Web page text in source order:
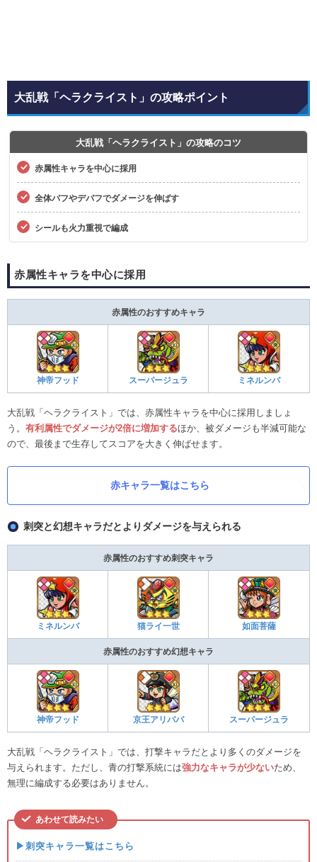
大乱戦「ヘラクライスト」の攻略ポイント
大乱戦「ヘラクライスト」の攻略のコツ
赤属性キャラを中心に採用
全体バフやデバフでダメージを伸ばす
シールも火力重視で編成
赤属性キャラを中心に採用
赤属性のおすすめキャラ
神帝フッド スーパージュラ ミネルンバ
大乱戦「ヘラクライスト」では、赤属性キャラを中心に採用しましょ
う。 有利属性でダメージが2倍に増加するほか、被ダメージも半減可能な
ので、最後まで生存してスコアを大きく伸ばせます。
赤キャラ一覧はこちら
刺突と幻想キャラだとよりダメージを与えられる
赤属性のおすすめ刺突キャラ
ミネルンバ 猫ライ一世 如面菩薩
赤属性のおすすめ幻想キャラ
神帝フッド 京王アリババ スーパージュラ
大乱戦「ヘラクライスト」では、打撃キャラだとより多くのダメージを
与えられます。ただし、青の打撃系統には強力なキャラが少ないため、
無理に編成する必要はありません。
あわせて読みたい
▶刺突キャラ一覧はこちら